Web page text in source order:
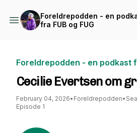
Foreldrepodden - en
fra FUB og FUG
Foreldrepodden - en podkast
Cecilie Evertsen om
February 04, 2026• Foreldrepodden•
Episode 1